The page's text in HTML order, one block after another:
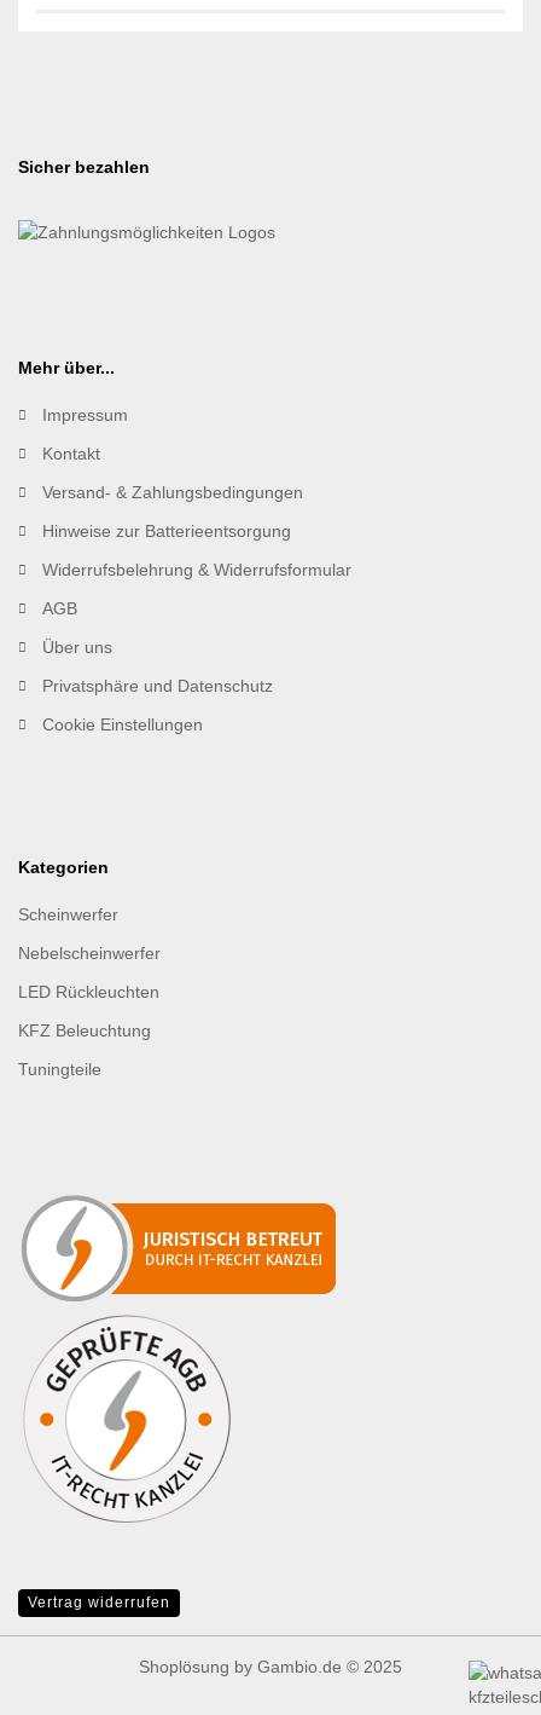
Sicher bezahlen
Mehr über...
Impressum
Kontakt
Versand- & Zahlungsbedingungen
Hinweise zur Batterieentsorgung
Widerrufsbelehrung & Widerrufsformular
AGB
Über uns
Privatsphäre und Datenschutz
Cookie Einstellungen
Kategorien
Scheinwerfer
Nebelscheinwerfer
LED Rückleuchten
KFZ Beleuchtung
Tuningteile
Vertrag widerrufen
Shoplösung by Gambio.de © 2025